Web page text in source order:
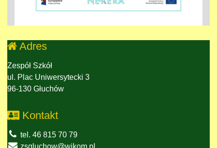
Adres
Zespół Szkół
ul. Plac Uniwersytecki 3
96-130 Głuchów
Kontakt
tel. 46 815 70 79
zsgluchow@wikom.pl